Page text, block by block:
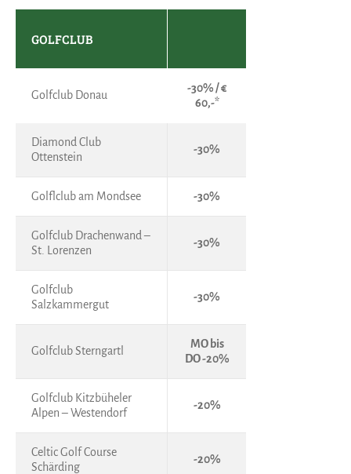
GOLFCLUB
Golfclub Donau
-30% / €
60,-*
Diamond Club
Ottenstein
-30%
Golflclub am Mondsee -30%
Golfclub Drachenwand –
St. Lorenzen
-30%
Golfclub
Salzkammergut
-30%
Golfclub Sterngartl
MO bis
DO -20%
Golfclub Kitzbüheler
Alpen – Westendorf
-20%
Celtic Golf Course
Schärding
-20%